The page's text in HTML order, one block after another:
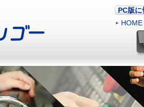
PC版に
HOME